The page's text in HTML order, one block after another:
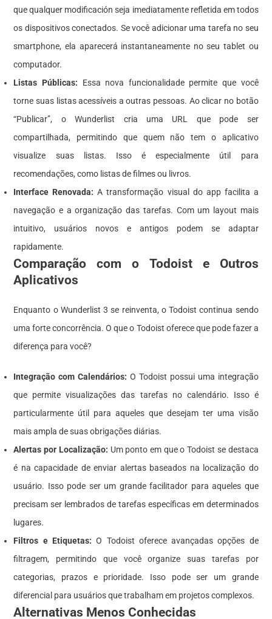
que qualquer modificación seja imediatamente refletida em todos
os dispositivos conectados. Se você adicionar uma tarefa no seu
smartphone, ela aparecerá instantaneamente no seu tablet ou
computador.
Listas Públicas: Essa nova funcionalidade permite que você
torne suas listas acessíveis a outras pessoas. Ao clicar no botão
“Publicar”, o Wunderlist cria uma URL que pode ser
compartilhada, permitindo que quem não tem o aplicativo
visualize suas listas. Isso é especialmente útil para
recomendações, como listas de filmes ou livros.
Interface Renovada: A transformação visual do app facilita a
navegação e a organização das tarefas. Com um layout mais
intuitivo, usuários novos e antigos podem se adaptar
rapidamente.
Comparação com o Todoist e Outros
Aplicativos
Enquanto o Wunderlist 3 se reinventa, o Todoist continua sendo
uma forte concorrência. O que o Todoist oferece que pode fazer a
diferença para você?
Integração com Calendários: O Todoist possui uma integração
que permite visualizações das tarefas no calendário. Isso é
particularmente útil para aqueles que desejam ter uma visão
mais ampla de suas obrigações diárias.
Alertas por Localização: Um ponto em que o Todoist se destaca
é na capacidade de enviar alertas baseados na localização do
usuário. Isso pode ser um grande facilitador para aqueles que
precisam ser lembrados de tarefas específicas em determinados
lugares.
Filtros e Etiquetas: O Todoist oferece avançadas opções de
filtragem, permitindo que você organize suas tarefas por
categorias, prazos e prioridade. Isso pode ser um grande
diferencial para usuários que trabalham em projetos complexos.
Alternativas Menos Conhecidas